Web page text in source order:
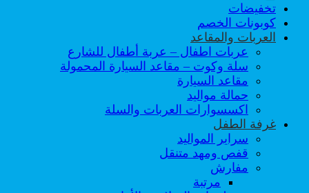
تخفيضات
كوبونات الخصم
العربات والمقاعد
عربات اطفال – عربة أطفال للشارع
سلة وكوت – مقاعد السيارة المحمولة
مقاعد السيارة
حمالة مواليد
اكسسوارات العربات والسلة
غرفة الطفل
سراير المواليد
قفص ومهد متنقل
مفارش
مرتبة